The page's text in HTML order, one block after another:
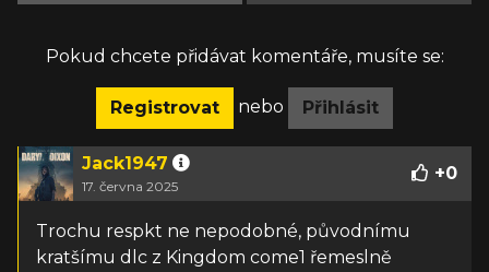
Pokud chcete přidávat komentáře, musíte se:
Registrovat nebo Přihlásit
Jack1947
17. června 2025
+0
Trochu respkt ne nepodobné, původnímu
kratšímu dlc z Kingdom come1 řemeslně